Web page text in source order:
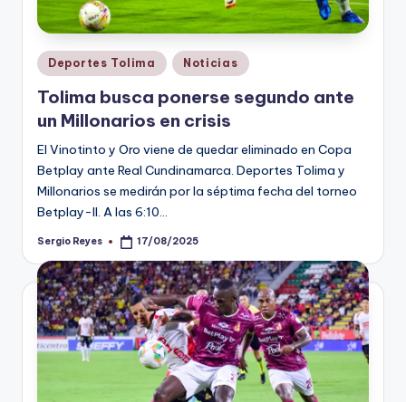
Publicado
en
Deportes Tolima Noticias
Tolima busca ponerse segundo ante
un Millonarios en crisis
El Vinotinto y Oro viene de quedar eliminado en Copa
Betplay ante Real Cundinamarca. Deportes Tolima y
Millonarios se medirán por la séptima fecha del torneo
Betplay-II. A las 6:10…
Publicado
Sergio Reyes 17/08/2025